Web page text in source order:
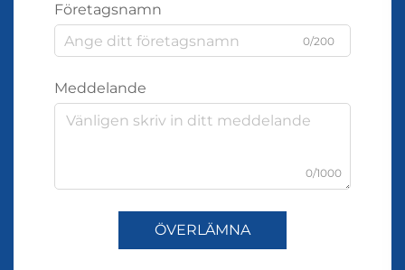
Företagsnamn
0/200
Meddelande
0/1000
ÖVERLÄMNA